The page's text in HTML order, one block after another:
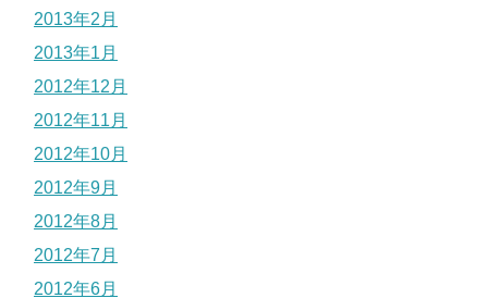
2013年2月
2013年1月
2012年12月
2012年11月
2012年10月
2012年9月
2012年8月
2012年7月
2012年6月